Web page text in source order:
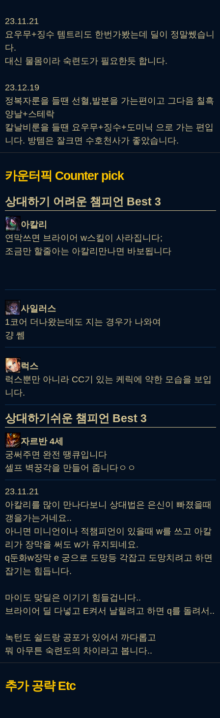
23.11.21
요우무+징수 템트리도 한번가봤는데 딜이 정말쎘습니
다.
대신 물몸이라 숙련도가 필요한듯 합니다.
23.12.19
정복자룬을 들땐 선혈,발분을 가는편이고 그다음 칠흑
양날+스테락
칼날비룬을 들땐 요우무+징수+도미닉 으로 가는 편입
니다. 방템은 잘크면 수호천사가 좋았습니다.
카운터픽 Counter pick
상대하기 어려운 챔피언 Best 3
아칼리
연막쓰면 브라이어 w스킬이 사라집니다;
조금만 할줄아는 아칼리만나면 바보됩니다
사일러스
1코어 더나왔는데도 지는 경우가 나와여
걍 쎔
럭스
럭스뿐만 아니라 CC기 있는 케릭에 약한 모습을 보입
니다.
상대하기쉬운 챔피언 Best 3
자르반 4세
궁써주면 완전 땡큐입니다
셀프 벽꿍각을 만들어 줍니다ㅇㅇ
23.11.21
아칼리를 많이 만나다보니 상대법은 은신이 빠졌을때
갱을가는거네요..
아니면 미니언이나 적챔피언이 있을때 w를 쓰고 아칼
리가 장막을 써도 w가 유지되네요.
q둔화w장막 e 궁으로 도망등 각잡고 도망치려고 하면
잡기는 힘듭니다.
마이도 맞딜은 이기기 힘들겁니다..
브라이어 딜 다넣고 E켜서 날릴려고 하면 q를 돌려서..
녹턴도 쉴드랑 공포가 있어서 까다롭고
뭐 아무튼 숙련도의 차이라고 봅니다..
추가 공략Etc